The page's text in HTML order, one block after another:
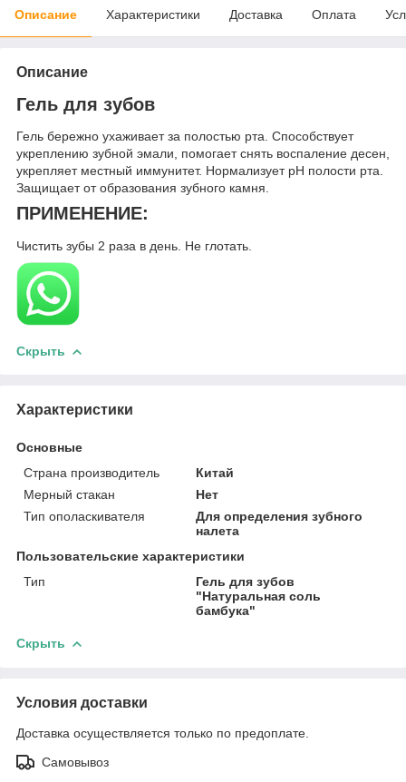
Описание Характеристики Доставка Оплата
Описание
Гель для зубов
Гель бережно ухаживает за полостью рта. Способствует
укреплению зубной эмали, помогает снять воспаление десен,
укрепляет местный иммунитет. Нормализует pH полости рта.
Защищает от образования зубного камня.
ПРИМЕНЕНИЕ:
Чистить зубы 2 раза в день. Не глотать.
Скрыть
Характеристики
Основные
Страна производитель
Китай
Мерный стакан
Нет
Тип ополаскивателя
Для определения зубного
налета
Пользовательские характеристики
Тип
Гель для зубов
"Натуральная соль
бамбука"
Скрыть
Условия доставки
Доставка осуществляется только по предоплате.
Самовывоз